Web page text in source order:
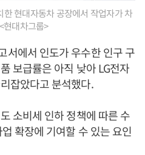
현대자동차 공장에서 작업자가 차
현대차그룹>
서에서 인도가 우수한 인구 구
보급률은 아직 낮아 LG전자
잡았다고 분석했다.
소비세 인하 정책에 따른 수
확장에 기여할 수 있는 요인